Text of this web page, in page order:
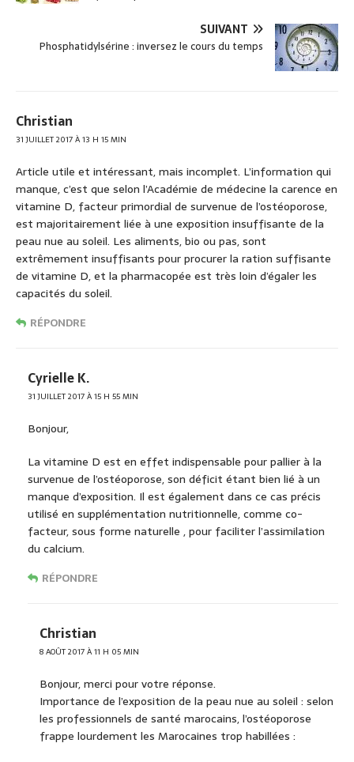
SUIVANT
Phosphatidylsérine : inversez le cours du temps
Christian
31 JUILLET 2017 À 13 H 15 MIN
Article utile et intéressant, mais incomplet. L’information qui
manque, c’est que selon l’Académie de médecine la carence en
vitamine D, facteur primordial de survenue de l’ostéoporose,
est majoritairement liée à une exposition insuffisante de la
peau nue au soleil. Les aliments, bio ou pas, sont
extrêmement insuffisants pour procurer la ration suffisante
de vitamine D, et la pharmacopée est très loin d’égaler les
capacités du soleil.
RÉPONDRE
Cyrielle K.
31 JUILLET 2017 À 15 H 55 MIN
Bonjour,
La vitamine D est en effet indispensable pour pallier à la
survenue de l’ostéoporose, son déficit étant bien lié à un
manque d’exposition. Il est également dans ce cas précis
utilisé en supplémentation nutritionnelle, comme co-
facteur, sous forme naturelle , pour faciliter l’assimilation
du calcium.
RÉPONDRE
Christian
8 AOÛT 2017 À 11 H 05 MIN
Bonjour, merci pour votre réponse.
Importance de l’exposition de la peau nue au soleil : selon
les professionnels de santé marocains, l’ostéoporose
frappe lourdement les Marocaines trop habillées :